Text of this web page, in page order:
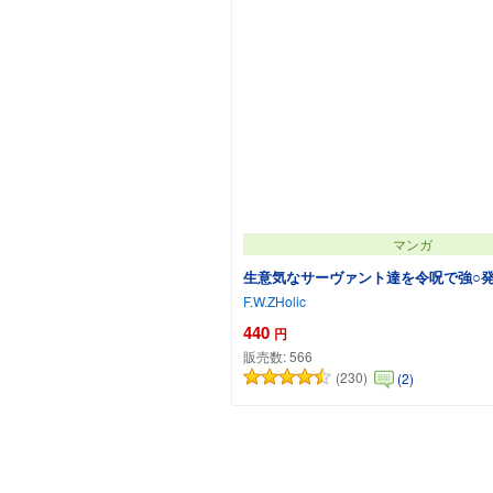
マンガ
生意気なサーヴァント達を令呪で強○
F.W.ZHolic
440 円
販売数:566
(230)
(2)
カートに追加